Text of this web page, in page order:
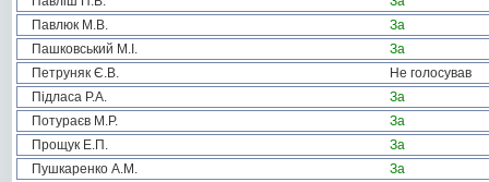
Павлюк М.В.
За
Пашковський М.І.
За
Петруняк Є.В.
Не голосував
Підласа Р.А.
За
Потураєв М.Р.
За
Прощук Е.П.
За
Пушкаренко А.М.
За